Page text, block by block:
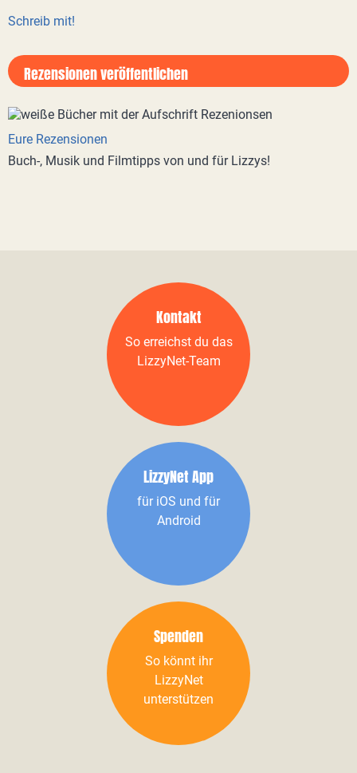
Schreib mit!
Rezensionen veröffentlichen
Eure Rezensionen
Buch-, Musik und Filmtipps von und für Lizzys!
Kontakt
So erreichst du das
LizzyNet-Team
LizzyNet App
für iOS und für
Android
Spenden
So könnt ihr
LizzyNet
unterstützen